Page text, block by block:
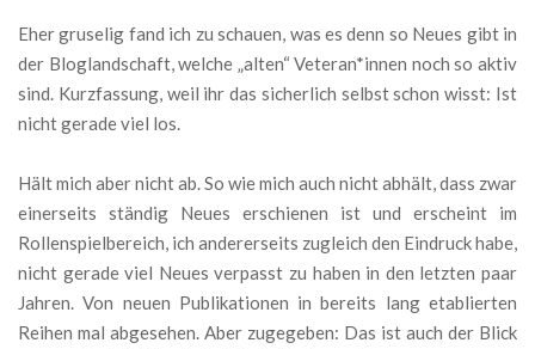
Eher gruselig fand ich zu schauen, was es denn so Neues gibt in
der Bloglandschaft, welche „alten“ Veteran*innen noch so aktiv
sind. Kurzfassung, weil ihr das sicherlich selbst schon wisst: Ist
nicht gerade viel los.
Hält mich aber nicht ab. So wie mich auch nicht abhält, dass zwar
einerseits ständig Neues erschienen ist und erscheint im
Rollenspielbereich, ich andererseits zugleich den Eindruck habe,
nicht gerade viel Neues verpasst zu haben in den letzten paar
Jahren. Von neuen Publikationen in bereits lang etablierten
Reihen mal abgesehen. Aber zugegeben: Das ist auch der Blick